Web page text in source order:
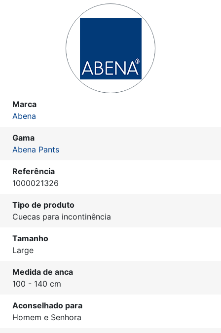
Marca
Abena
Gama
Abena Pants
Referência
1000021326
Tipo de produto
Cuecas para incontinência
Tamanho
Large
Medida de anca
100 - 140 cm
Aconselhado para
Homem e Senhora